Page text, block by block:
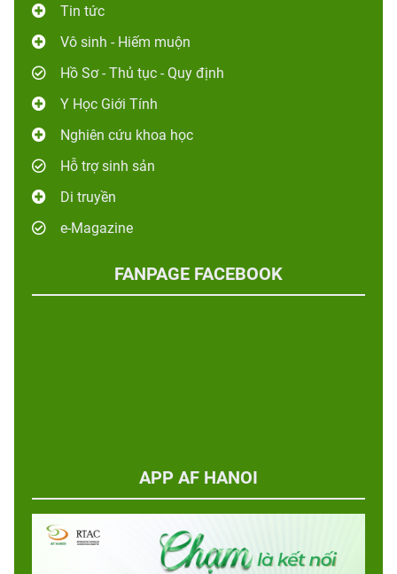
Tin tức
Vô sinh - Hiếm muộn
Hồ Sơ - Thủ tục - Quy định
Y Học Giới Tính
Nghiên cứu khoa học
Hỗ trợ sinh sản
Di truyền
e-Magazine
FANPAGE FACEBOOK
APP AF HANOI